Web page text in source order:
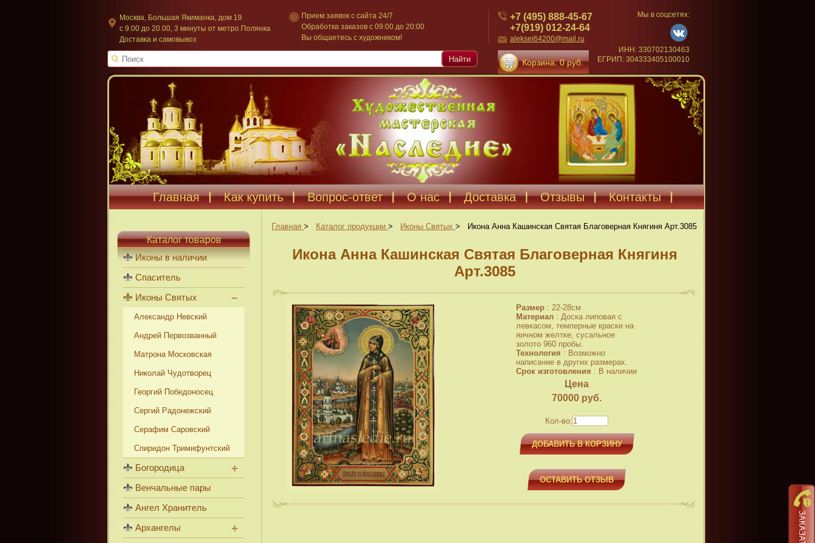
Москва, Большая Якиманка, дом 19
c 9.00 до 20.00, 3 минуты от метро Полянка
Доставка и самовывоз
Прием заявок с сайта 24/7
Обработка заказов с 09:00 до 20:00
Вы общаетесь с художником!
+7 (495) 888-45-67
+7(919) 012-24-64
aleksei64200@mail.ru
Корзина: 0 руб.
Мы в соцсетях:
ИНН: 330702130463
ЕГРИП: 304333405100010
Найти
Главная Как купить Вопрос-ответ О нас Доставка Отзывы Контакты
Главная > Каталог продукции > Иконы Святых > Икона Анна Кашинская Святая Благоверная Княгиня Арт.3085
Икона Анна Кашинская Святая Благоверная Княгиня
Арт.3085
Размер : 22-28см
Материал : Доска липовая с
левкасом, темперные краски на
яичном желтке, сусальное
золото 960 пробы.
Технология : Возможно
написание в других размерах.
Срок изготовления : В наличии
Цена
70000 руб.
Кол-во:
ДОБАВИТЬ В КОРЗИНУ
ОСТАВИТЬ ОТЗЫВ
Каталог товаров
Иконы в наличии
Спаситель
Иконы Святых
Александр Невский
Андрей Первозванный
Матрона Московская
Николай Чудотворец
Георгий Победоносец
Сергий Радонежский
Серафим Саровский
Спиридон Тримифунтский
Богородица
Венчальные пары
Ангел Хранитель
Архангелы